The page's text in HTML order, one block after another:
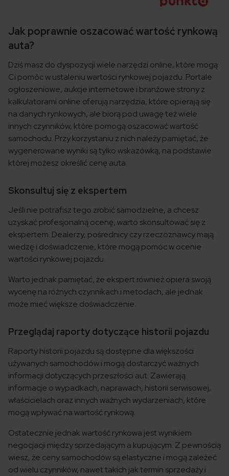
Jak poprawnie oszacować wartość rynkową
auta?
Dziś masz do dyspozycji wiele narzędzi online, które mogą
Ci pomóc w ustaleniu wartości rynkowej pojazdu. Portale
ogłoszeniowe, aukcje internetowe i branżowe strony z
kalkulatorami online oferują narzędzia, które opierają się
na danych rynkowych, ale biorą pod uwagę też wiele
innych czynników, które pomogą oszacować wartość
samochodu. Przy korzystaniu z nich należy pamiętać, że
wygenerowane wyniki są tylko wskazówką, na podstawie
której możesz określić cenę auta.
Skonsultuj się z ekspertem
Jeśli nie potrafisz tego zrobić samodzielne, a chcesz
uzyskać profesjonalną ocenę, warto skonsultować się z
ekspertem. Dealerzy, pośrednicy czy rzeczoznawcy mają
wiedzę i doświadczenie, które mogą pomóc w ocenie
wartości rynkowej pojazdu.
Warto jednak pamiętać, że ekspert również opiera swoją
wycenę na różnych czynnikach i metodach, ale jednak
może mieć większe doświadczenie.
Przeglądaj raporty dotyczące historii pojazdu
Raporty historii pojazdu są dostępne dla większości
używanych samochodów i mogą dostarczyć ważnych
informacji dotyczących przeszłości aut. Zawierają
informacje o wypadkach, naprawach, historii serwisowej,
właścicielach oraz innych ważnych wydarzeniach, które
mogą wpływać na wartość rynkową.
Ostatecznie jednak wartość rynkowa jest wynikiem
negocjacji między sprzedającym a kupującym. Z pewnością
wiesz, że ceny samochodów są elastyczne i mogą zależeć
od wielu czynników, nawet takich jak termin sprzedaży i